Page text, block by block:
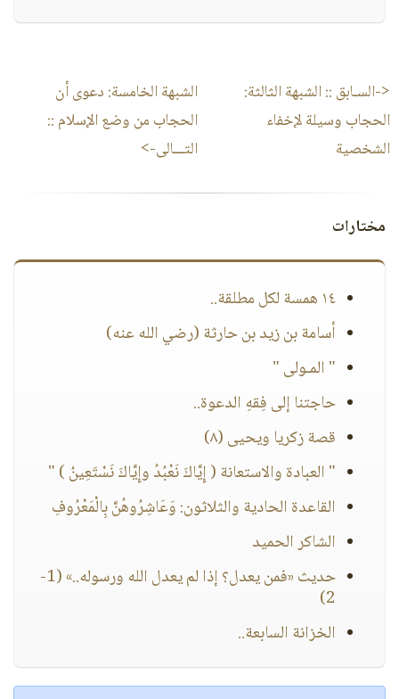
<-السـابق ::الشبهة الثالثة:
الحجاب وسيلة لإخفاء
الشخصية
الشبهة الخامسة: دعوى أن
الحجاب من وضع الإسلام ::
التـــالى->
مختارات
١٤ همسة لكل مطلقة..
أسامة بن زيد بن حارثة (رضي الله عنه)
" المـولى "
حاجتنا إلى فِقهِ الدعوة..
قصة زكريا ويحيى (٨)
" العبادة والاستعانة ( إِيَّاكَ نَعْبُدُ وإِيَّاكَ نَسْتَعِينُ ) "
القاعدة الحادية والثلاثون: وَعَاشِرُوهُنَّ بِالْمَعْرُوفِ
الشاكر الحميد
حديث «فمن يعدل؟ إذا لم يعدل الله ورسوله..» (1-
2)
الخزانة السابعة..